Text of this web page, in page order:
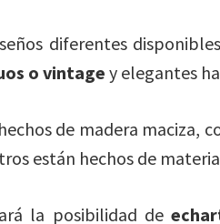
diferentes
o vintage y elegantes
de madera maciza,
están hechos de
la posibilidad de